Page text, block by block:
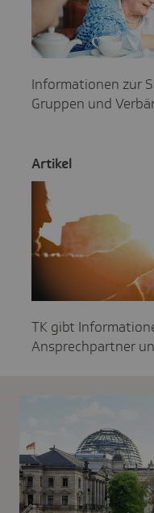
Informationen zur
Gruppen und
Artikel
TK gibt
Ansprechpartner